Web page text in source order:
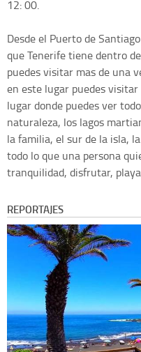
12: 00.
Desde el Puerto de
que Tenerife tiene dentro
puedes visitar mas de una
en este lugar puedes
lugar donde puedes ver
naturaleza, los lagos
la familia, el sur de la isla,
todo lo que una persona
tranquilidad, disfrutar,
REPORTAJES